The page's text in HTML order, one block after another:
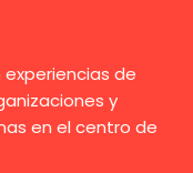
de
y
en el centro de